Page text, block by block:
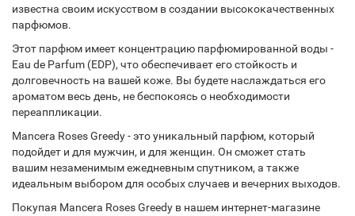
известна своим искусством в создании высококачественных
парфюмов.
Этот парфюм имеет концентрацию парфюмированной воды -
Eau de Parfum (EDP), что обеспечивает его стойкость и
долговечность на вашей коже. Вы будете наслаждаться его
ароматом весь день, не беспокоясь о необходимости
переаппликации.
Mancera Roses Greedy - это уникальный парфюм, который
подойдет и для мужчин, и для женщин. Он сможет стать
вашим незаменимым ежедневным спутником, а также
идеальным выбором для особых случаев и вечерних выходов.
Покупая Mancera Roses Greedy в нашем интернет-магазине